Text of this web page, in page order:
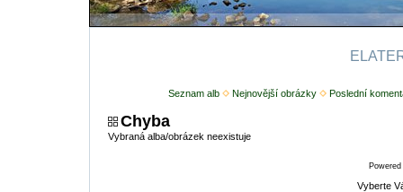
Seznam alb Nejnovější obrázky Poslední
Chyba
Vybraná alba/obrázek neexistuje
Vyberte